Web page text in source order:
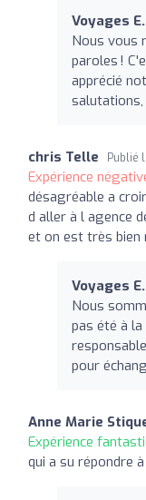
Voyages
Nous vous
paroles !
apprécié
salutations,
chris Telle Publié
Expérience
désagréable a
d aller à l agence
et on est très bien
Voyages
Nous
pas été à
pour
Anne Marie
Expérience
qui a su répondre